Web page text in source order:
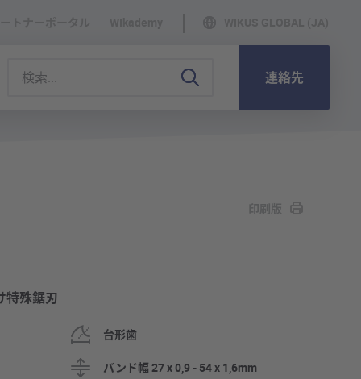
連絡先
印刷版
特殊鋸刃
台形歯
バンド幅 27 x 0,9 - 54 x 1,6mm